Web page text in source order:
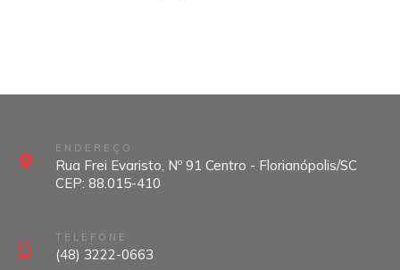
ENDEREÇO
Rua Frei Evaristo, Nº 91 Centro - Florianópolis/SC
CEP: 88.015-410
TELEFONE
(48) 3222-0663